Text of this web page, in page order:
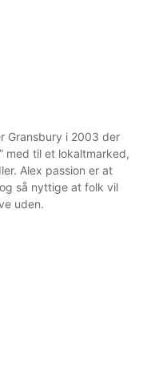
Gransbury i 2003 der
med til et lokaltmarked,
Alex passion er at
så nyttige at folk vil
uden.